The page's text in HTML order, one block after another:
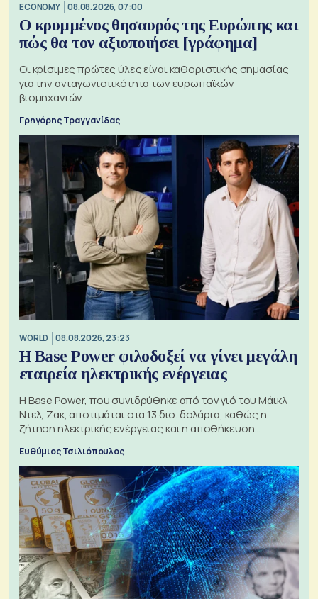
ECONOMY 08.08.2026, 07:00
Ο κρυμμένος θησαυρός της Ευρώπης και
πώς θα τον αξιοποιήσει [γράφημα]
Οι κρίσιμες πρώτες ύλες είναι καθοριστικής σημασίας
για την ανταγωνιστικότητα των ευρωπαϊκών
βιομηχανιών
Γρηγόρης Τραγγανίδας
WORLD 08.08.2026, 23:23
Η Base Power φιλοδοξεί να γίνει μεγάλη
εταιρεία ηλεκτρικής ενέργειας
Η Base Power, που συνιδρύθηκε από τον γιό του Μάικλ
Ντελ, Ζακ, αποτιμάται στα 13 δισ. δολάρια, καθώς η
ζήτηση ηλεκτρικής ενέργειας και η αποθήκευση
Ευθύμιος Τσιλιόπουλος